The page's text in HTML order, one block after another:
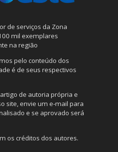
de serviços da Zona
mil exemplares
na região
pelo conteúdo dos
é de seus respectivos
de autoria própria e
site, envie um e-mail para
e se aprovado será
os créditos dos autores.